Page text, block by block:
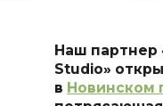
Наш партнер
Studio»
в Новинском